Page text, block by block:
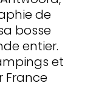
de
bosse
entier.
et
France